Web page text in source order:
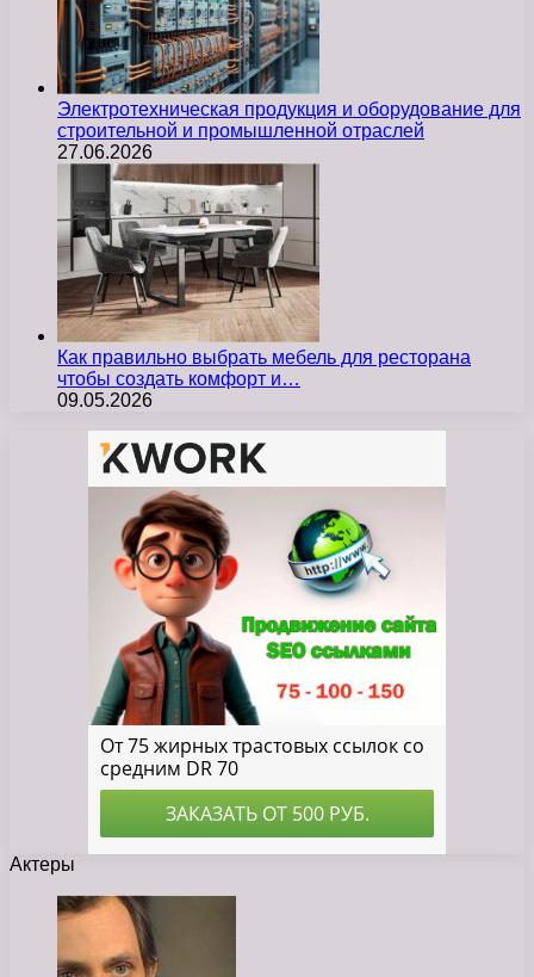
Электротехническая продукция и оборудование для
строительной и промышленной отраслей
27.06.2026
Как правильно выбрать мебель для ресторана
чтобы создать комфорт и…
09.05.2026
Актеры